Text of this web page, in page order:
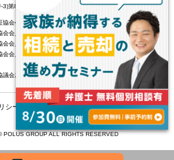
第8156号
協会会員
会員
会員
会員
議会加盟
シー カスタマーハラスメントポリシー
POLUS GROUP ALL RIGHTS RESERVED